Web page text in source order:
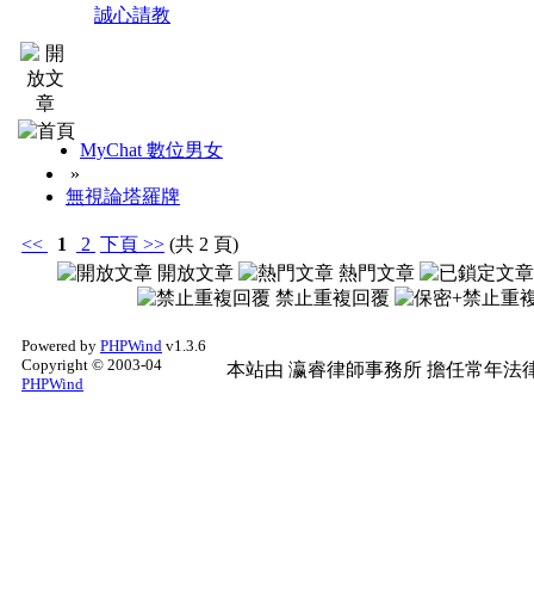
誠心請教
MyChat 數位男女
»
無視論塔羅牌
<< 1 2 下頁 >> (共 2 頁)
開放文章
熱門文章
禁止重複回覆
Powered by PHPWind v1.3.6
Copyright © 2003-04
PHPWind
本站由 瀛睿律師事務所 擔任常年法